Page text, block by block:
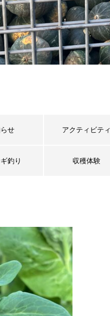
せ アクティビティ
釣り 収穫体験